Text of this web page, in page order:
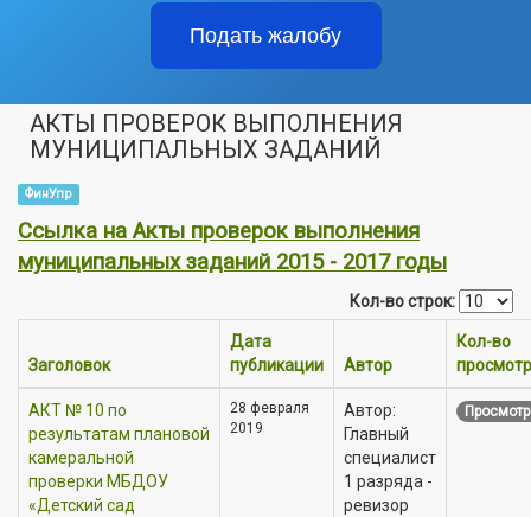
Подать жалобу
АКТЫ ПРОВЕРОК ВЫПОЛНЕНИЯ
МУНИЦИПАЛЬНЫХ ЗАДАНИЙ
ФинУпр
Ссылка на Акты проверок выполнения
муниципальных заданий 2015 - 2017 годы
Кол-во строк:
Заголовок
Дата
публикации
Автор
Кол-во
АКТ № 10 по
результатам плановой
камеральной
проверки МБДОУ
«Детский сад
28 февраля
2019
Автор:
Главный
специалист
1 разряда -
ревизор